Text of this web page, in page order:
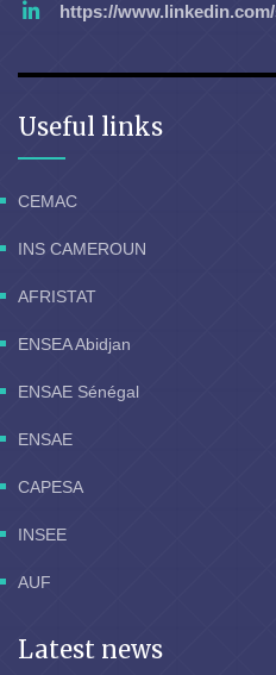
https://
Useful links
CEMAC
INS CAMEROUN
AFRISTAT
ENSEA Abidjan
ENSAE Sénégal
ENSAE
CAPESA
INSEE
AUF
Latest news